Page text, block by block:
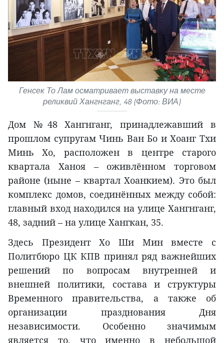
Генсек То Лам осматривает выставку на месте
реликвий Хангнганг, 48 (Фото: ВИА)
Дом №48 Хангнганг, принадлежавший в
прошлом супругам Чинь Ван Бо и Хоанг Тхи
Минь Хо, расположен в центре старого
квартала Ханоя – оживлённом торговом
районе (ныне – квартал Хоанкием). Это был
комплекс домов, соединённых между собой:
главный вход находился на улице Хангнганг,
48, задний – на улице Хангкан, 35.
Здесь Президент Хо Ши Мин вместе с
Политбюро ЦК КПВ принял ряд важнейших
решений по вопросам внутренней и
внешней политики, состава и структуры
Временного правительства, а также об
организации празднования Дня
независимости. Особенно значимым
является то, что именно в небольшой